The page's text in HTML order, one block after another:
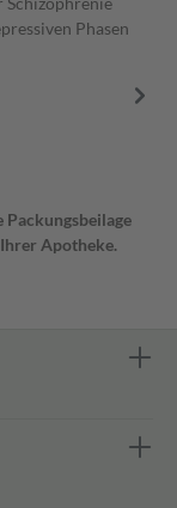
Phasen
Packungsbeilage
Apotheke.